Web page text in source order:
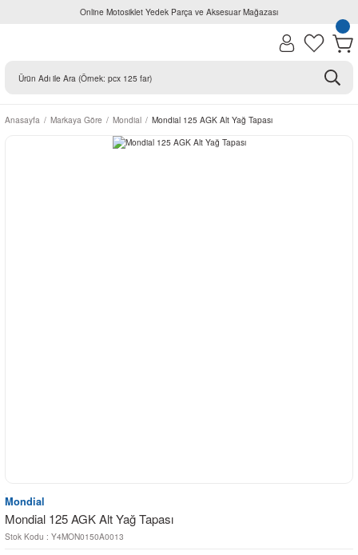
Online Motosiklet Yedek Parça ve Aksesuar Mağazası
Anasayfa Markaya Göre Mondial Mondial 125 AGK Alt Yağ Tapası
Mondial
Mondial 125 AGK Alt Yağ Tapası
Stok Kodu : Y4MON0150A0013